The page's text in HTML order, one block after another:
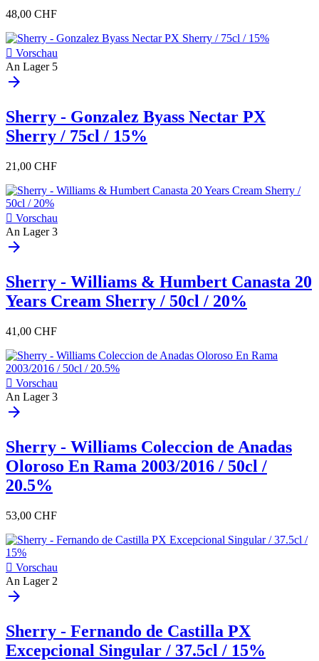
48,00 CHF
 Vorschau
An Lager 5
arrow_forward
Sherry - Gonzalez Byass Nectar PX
Sherry / 75cl / 15%
21,00 CHF
 Vorschau
An Lager 3
arrow_forward
Sherry - Williams & Humbert Canasta 20
Years Cream Sherry / 50cl / 20%
41,00 CHF
 Vorschau
An Lager 3
arrow_forward
Sherry - Williams Coleccion de Anadas
Oloroso En Rama 2003/2016 / 50cl /
20.5%
53,00 CHF
 Vorschau
An Lager 2
arrow_forward
Sherry - Fernando de Castilla PX
Excepcional Singular / 37.5cl / 15%